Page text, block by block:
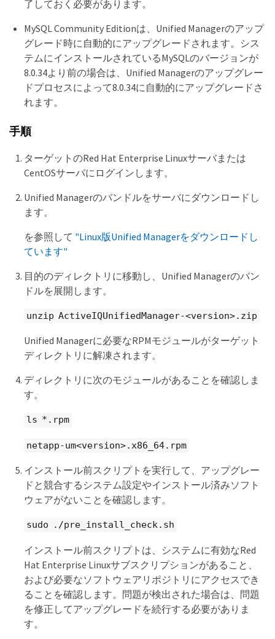
了しておく必要があります。
MySQL Community Editionは、Unified Managerのアップ
グレード時に自動的にアップグレードされます。シス
テムにインストールされているMySQLのバージョンが
8.0.34より前の場合は、Unified Managerのアップグレー
ドプロセスによって8.0.34に自動的にアップグレードさ
れます。
手順
ターゲットのRed Hat Enterprise Linuxサーバまたは
CentOSサーバにログインします。
Unified Managerのバンドルをサーバにダウンロードし
ます。
を参照して "Linux版Unified Managerをダウンロードし
ています"
目的のディレクトリに移動し、Unified Managerのバン
ドルを展開します。
unzip ActiveIQUnifiedManager-<version>.zip
Unified Managerに必要なRPMモジュールがターゲット
ディレクトリに解凍されます。
ディレクトリに次のモジュールがあることを確認しま
す。
ls *.rpm
netapp-um<version>.x86_64.rpm
インストール前スクリプトを実行して、アップグレー
ドと競合するシステム設定やインストール済みソフト
ウェアがないことを確認します。
sudo ./pre_install_check.sh
インストール前スクリプトは、システムに有効なRed
Hat Enterprise Linuxサブスクリプションがあること、
および必要なソフトウェアリポジトリにアクセスでき
ることを確認します。問題が検出された場合は、問題
を修正してアップグレードを続行する必要がありま
す。